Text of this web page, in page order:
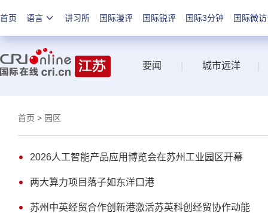
首页 语言 讲习所 国际漫评 国际锐评 国际3分钟 国际微
要闻 城市远洋
首页 > 园区
2026人工智能产品应用博览会在苏州工业园区开幕
两大算力项目落子如东洋口港
苏州中英经贸合作创新港激活苏英科创经贸协作动能